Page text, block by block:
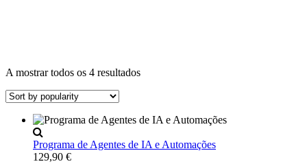
A mostrar todos os 4 resultados
Programa de Agentes de IA e Automações
129,90 €